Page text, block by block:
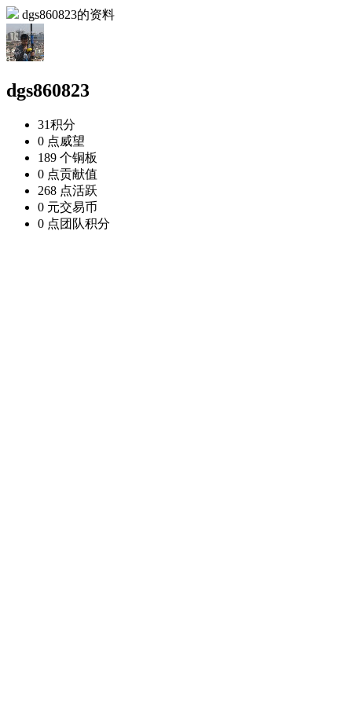
dgs860823的资料
dgs860823
31积分
0 点威望
189 个铜板
0 点贡献值
268 点活跃
0 元交易币
0 点团队积分